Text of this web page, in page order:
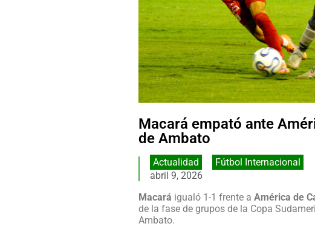
Macará empató ante
de Ambato
Actualidad
Fútbol Internacional
abril 9, 2026
Macará igualó 1-1 frente a América de
de la fase de grupos de la Copa
Ambato.